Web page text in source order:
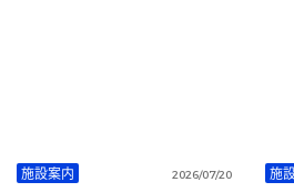
施設案内 2026/07/20 施